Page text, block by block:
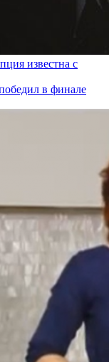
известна с
в финале